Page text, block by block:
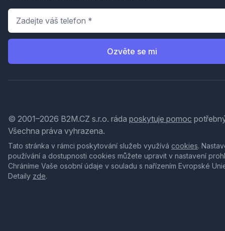
Telefon
Ozvěte se mi
© 2001–2026 B2M.CZ s.r.o. ráda poskytuje pomoc
Všechna práva vyhrazena.
Tato stránka v rámci poskytování služeb využívá cookies.
používání a dostupnosti cookies můžete upravit v nastavení
Chráníme Vaše osobní údaje v souladu s nařízením Evropské
Detaily zde.